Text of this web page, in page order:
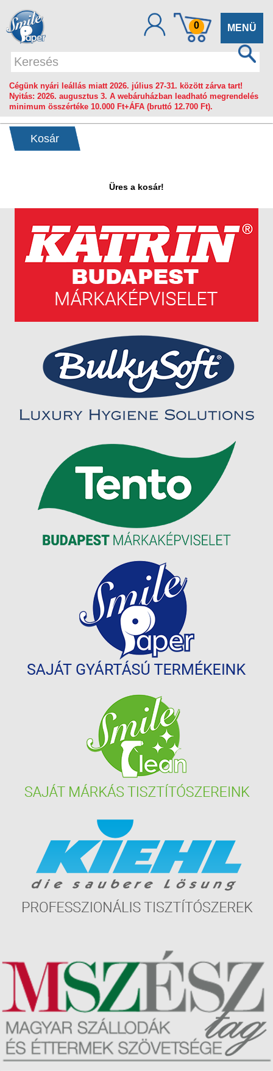
Toggle
MENÜ
0
Cégünk nyári leállás miatt 2026. július 27-31. között zárva tart!
Nyitás: 2026. augusztus 3. A webáruházban leadható megrendelés
minimum összértéke 10.000 Ft+ÁFA (bruttó 12.700 Ft).
Kosár
Üres a kosár!